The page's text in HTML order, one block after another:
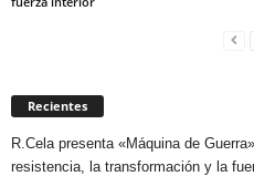
Recientes
R.Cela presenta «Máquina de
resistencia, la transformación y la